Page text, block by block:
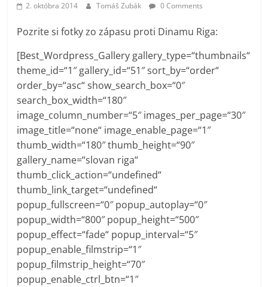
2. októbra 2014 Tomáš Zubák 0 Comments
Pozrite si fotky zo zápasu proti Dinamu Riga:
[Best_Wordpress_Gallery gallery_type=“thumbnails“
theme_id=“1″ gallery_id=“51″ sort_by=“order“
order_by=“asc“ show_search_box=“0″
search_box_width=“180″
image_column_number=“5″ images_per_page=“30″
image_title=“none“ image_enable_page=“1″
thumb_width=“180″ thumb_height=“90″
gallery_name=“slovan riga“
thumb_click_action=“undefined“
thumb_link_target=“undefined“
popup_fullscreen=“0″ popup_autoplay=“0″
popup_width=“800″ popup_height=“500″
popup_effect=“fade“ popup_interval=“5″
popup_enable_filmstrip=“1″
popup_filmstrip_height=“70″
popup_enable_ctrl_btn=“1″